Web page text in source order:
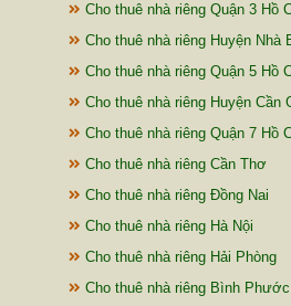
Cho thuê nhà riêng Quận 3 Hồ
Cho thuê nhà riêng Huyện Nhà
Cho thuê nhà riêng Quận 5 Hồ
Cho thuê nhà riêng Huyện Cần
Cho thuê nhà riêng Quận 7 Hồ
Cho thuê nhà riêng Cần Thơ
Cho thuê nhà riêng Đồng Nai
Cho thuê nhà riêng Hà Nội
Cho thuê nhà riêng Hải Phòng
Cho thuê nhà riêng Bình Phước